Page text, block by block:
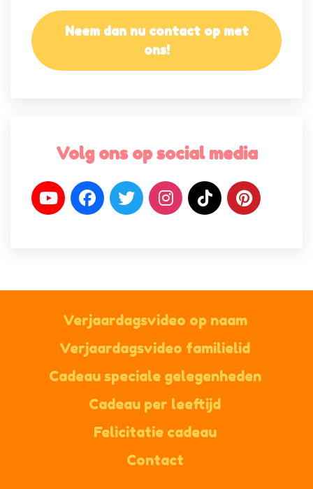
Neem dan nu contact op met
ons!
Volg ons op social media
Verjaardagsvideo op naam
Verjaardagsvideo familielid
Cadeau speciale gelegenheden
Cadeau per leeftijd
Felicitatie cadeau
Contact